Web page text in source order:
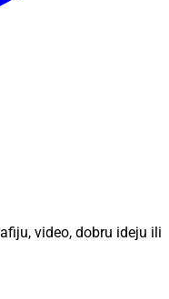
video, dobru ideju ili